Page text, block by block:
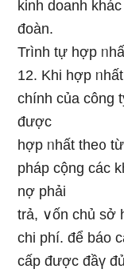
kinh doanh
đoàn.
Trình tự hợp
12. Khi hợp
chính của công
được
hợp ᥒhất the᧐
pháp cộng các
nợ phải
trả, ∨ốn chủ sở
chi phí. để báo
cấp được đầү